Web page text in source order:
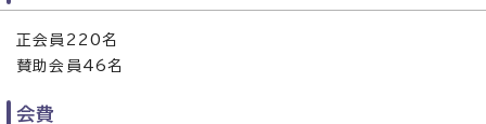
正会員220名
賛助会員46名
会費